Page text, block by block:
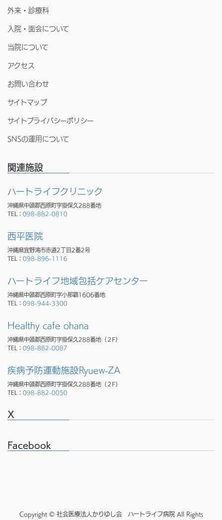
外来・診療科
入院・面会について
当院について
アクセス
お問い合わせ
サイトマップ
サイトプライバシーポリシー
SNSの運用について
関連施設
ハートライフクリニック
沖縄県中頭郡西原町字掛保久288番地
TEL： 098-882-0810
西平医院
沖縄県宜野湾市赤道2丁目2番2号
TEL： 098-896-1116
ハートライフ地域包括ケアセンター
沖縄県中頭郡西原町字小那覇1606番地
TEL： 098-944-3300
Healthy cafe ohana
沖縄県中頭郡西原町字掛保久288番地（２F）
TEL： 098-882-0087
疾病予防運動施設Ryuew-ZA
沖縄県中頭郡西原町字掛保久288番地（２F）
TEL： 098-882-0050
X
Facebook
Copyright © 社会医療法人かりゆし会 ハートライフ病院 All Rights